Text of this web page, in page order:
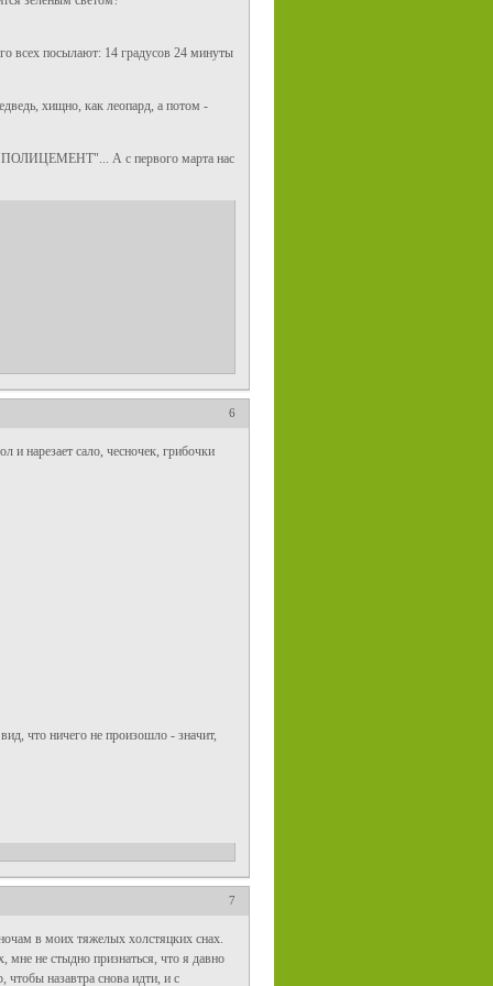
всех посылают: 14 градусов 24 минуты
хищно, как леопард, а потом -
"ПОЛИЦЕМЕНТ"... А с первого марта нас
6
и нарезает сало, чесночек, грибочки
что ничего не произошло - значит,
7
в моих тяжелых холстяцких снах.
не стыдно признаться, что я давно
назавтра снова идти, и с